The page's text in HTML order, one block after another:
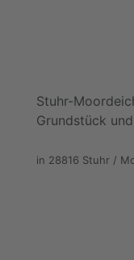
Stuhr-
Grundstück
in 28816 Stuhr /